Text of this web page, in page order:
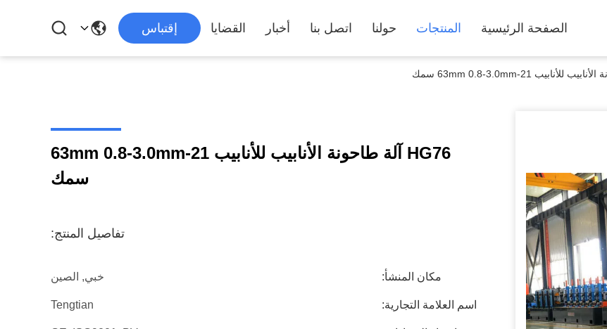
الصفحة الرئيسية المنتجات حولنا اتصل بنا أخبار القضايا إقتباس
HG76 آلة طاحونة الأنابيب للأنابيب 21-63mm 0.8-3.0mm
سمك
تفاصيل المنتج:
مكان المنشأ: خبي, الصين
اسم العلامة التجارية: Tengtian